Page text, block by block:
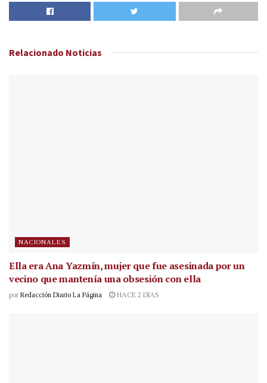
Relacionado Noticias
NACIONALES
Ella era Ana Yazmín, mujer que fue asesinada por un
vecino que mantenía una obsesión con ella
por Redacción Diario La Página HACE 2 DÍAS